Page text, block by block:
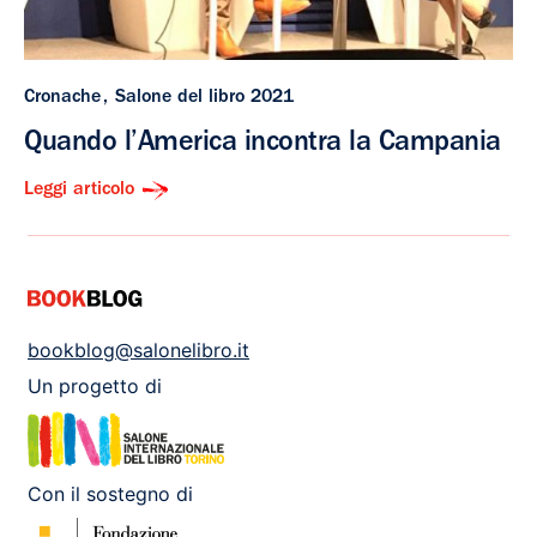
Cronache Salone del libro 2021
Quando l’America incontra la Campania
Leggi articolo
bookblog@salonelibro.it
Un progetto di
Con il sostegno di